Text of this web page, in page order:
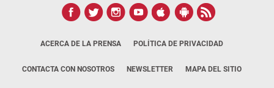
ACERCA DE LA PRENSA POLÍTICA DE PRIVACIDAD
CONTACTA CON NOSOTROS NEWSLETTER MAPA DEL SITIO